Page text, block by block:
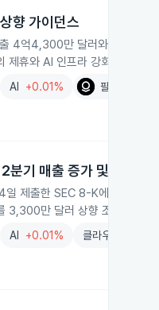
향 가이던스
4억4,300만 달러와 조정
휴와 AI 인프라 강화 근거로
AI +0.01% 팔란티어 테
기 매출 증가 및 가이던
일 제출한 SEC 8-K에서 2026
3,300만 달러 상향 조정했다고
AI +0.01% 클라우드서비스